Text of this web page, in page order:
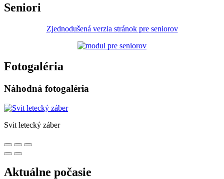
Seniori
Zjednodušená verzia stránok pre seniorov
Fotogaléria
Náhodná fotogaléria
Svit letecký záber
Aktuálne počasie